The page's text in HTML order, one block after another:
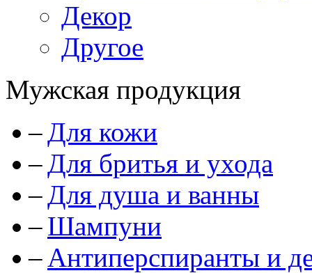
Декор
Другое
Мужская продукция
Для кожи
Для бритья и ухода
Для душа и ванны
Шампуни
Антиперспиранты и